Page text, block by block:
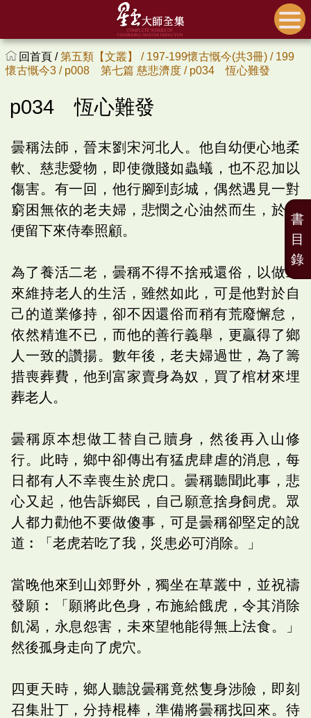
回首頁 /第五類【文叢】 / 197-199懷古慨今(共3冊) / 199
懷古慨今3 / p008 第七篇 慈悲濟度 / p034 恆心難發
p034 恆心難發
曇稱法師，晉末劉宋河北人。他自幼便心地柔
軟、慈悲愛物，即使微賤如蟲蟻，也不忍加以
傷害。有一回，他行腳到彭城，偶然遇見一對
窮困無依的老夫婦，悲憫之心油然而生，於是
便留下來侍奉照顧。
為了養活二老，曇稱不得不捨戒還俗，以做工
來維持老人的生活，雖然如此，可是他對於自
己的道業修持，卻不因還俗而稍有荒廢懈怠，
依然精進不已，而他的善行義舉，更贏得了鄉
人一致的讚揚。數年後，老夫婦過世，為了籌
措喪葬費，他到富家賣身為奴，買了棺材來埋
葬老人。
曇稱原本想做工替自己贖身，然後再入山修
行。此時，鄉中卻傳出有猛虎肆虐的消息，每
日都有人不幸喪生於虎口。曇稱聽聞此事，悲
心又起，他告訴鄉民，自己願意捨身飼虎。眾
人都力勸他不要做傻事，可是曇稱卻堅定的說
道︰「老虎若吃了我，災患必可消除。」
當晚他來到山郊野外，獨坐在草叢中，並祝禱
發願︰「願將此色身，布施給餓虎，令其消除
飢渴，永息怨害，未來望牠能得無上法食。」
然後孤身走向了虎穴。
四更天時，鄉人聽說曇稱竟然隻身涉險，即刻
召集壯丁，分持棍棒，準備將曇稱找回來。待
書
目
錄